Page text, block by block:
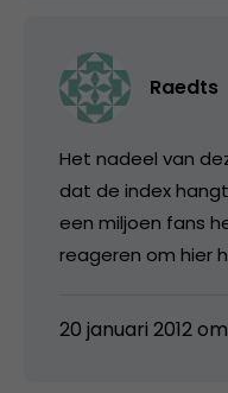
Raedts
Het nadeel van
dat de index
een miljoen fans
reageren om hier
20 januari 2012 om